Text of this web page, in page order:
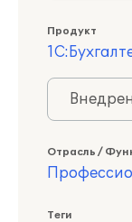
Продукт
Отрасль /
Теги